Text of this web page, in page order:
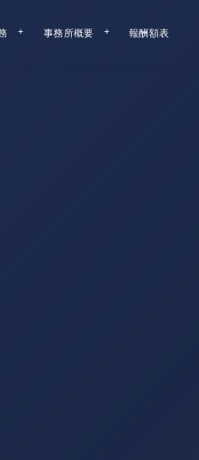
事務所概要 報酬額表